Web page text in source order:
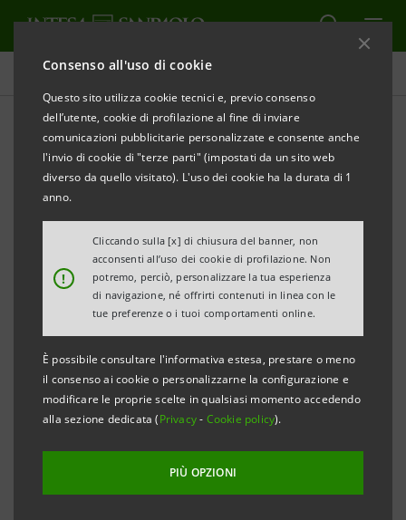
Consenso all'uso di cookie
Questo sito utilizza cookie tecnici e, previo consenso
dell’utente, cookie di profilazione al fine di inviare
comunicazioni pubblicitarie personalizzate e consente anche
l'invio di cookie di "terze parti" (impostati da un sito web
diverso da quello visitato). L'uso dei cookie ha la durata di 1
anno.
!
Cliccando sulla [x] di chiusura del banner, non
acconsenti all’uso dei cookie di profilazione. Non
potremo, perciò, personalizzare la tua esperienza
di navigazione, né offrirti contenuti in linea con le
tue preferenze o i tuoi comportamenti online.
È possibile consultare l'informativa estesa, prestare o meno
il consenso ai cookie o personalizzarne la configurazione e
modificare le proprie scelte in qualsiasi momento accedendo
alla sezione dedicata (Privacy- Cookie policy).
PIÙ OPZIONI
Comunicati stampa
STAMPA AGGIORNA
Avviso ai sensi dell’art. 84 del Regolamento
Emittenti
maggio 1999 e successive modificazioni)
INTESA SANPAOLO: FUSIONE PER
INCORPORAZIONE DI IMI INVESTIMENTI S.P.A. IN
INTESA SANPAOLO S.P.A.
Torino, Milano, 30 luglio2018– Si rende noto che, in
data 30 luglio 2018, è stato reso disponibile al
meccanismo di stoccaggio autorizzato